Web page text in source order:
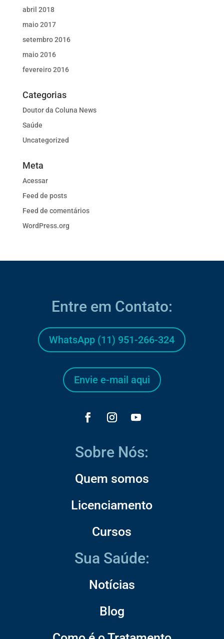
abril 2018
maio 2017
setembro 2016
maio 2016
fevereiro 2016
Categorias
Doutor da Coluna News
Saúde
Uncategorized
Meta
Acessar
Feed de posts
Feed de comentários
WordPress.org
Entre em Contato:
WhatsApp (11) 951-266-324
Envie e-mail aqui
Sobre Nós:
Quem somos
Licenciamento
Cursos
Sua Saúde:
Notícias
Blog